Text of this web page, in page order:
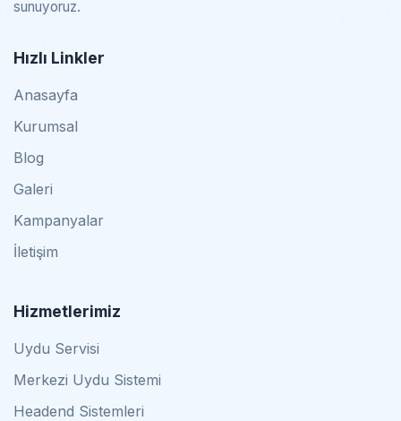
sunuyoruz.
Hızlı Linkler
Anasayfa
Kurumsal
Blog
Galeri
Kampanyalar
İletişim
Hizmetlerimiz
Uydu Servisi
Merkezi Uydu Sistemi
Headend Sistemleri